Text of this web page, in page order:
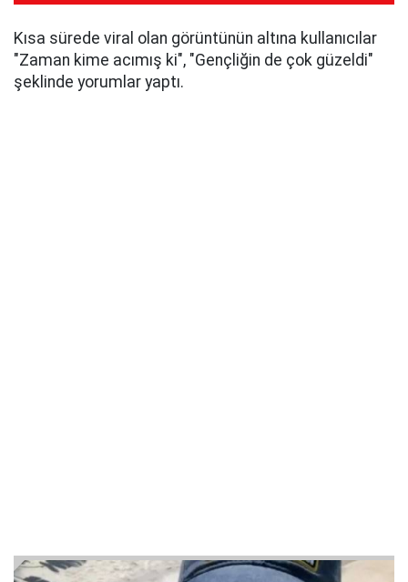
Kısa sürede viral olan görüntünün altına kullanıcılar
"Zaman kime acımış ki", "Gençliğin de çok güzeldi"
şeklinde yorumlar yaptı.